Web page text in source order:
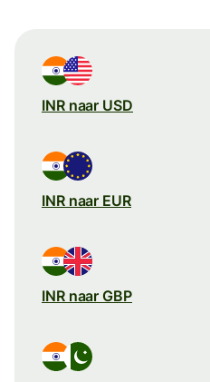
INR naar USD
INR naar EUR
INR naar GBP